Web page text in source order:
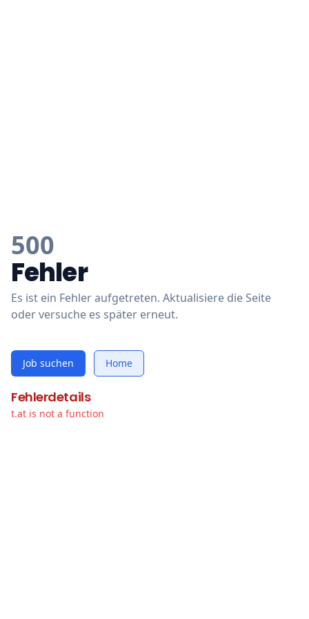
500
Fehler
Es ist ein Fehler aufgetreten. Aktualisiere die Seite
oder versuche es später erneut.
Job suchen Home
Fehlerdetails
t.at is not a function